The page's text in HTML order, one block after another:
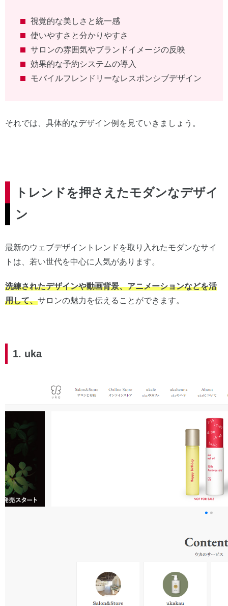
視覚的な美しさと統一感
使いやすさと分かりやすさ
サロンの雰囲気やブランドイメージの反映
効果的な予約システムの導入
モバイルフレンドリーなレスポンシブデザイン
それでは、具体的なデザイン例を見ていきましょう。
トレンドを押さえたモダンなデザイ
ン
最新のウェブデザイントレンドを取り入れたモダンなサイ
トは、若い世代を中心に人気があります。
洗練されたデザインや動画背景、アニメーションなどを活
用して、サロンの魅力を伝えることができます。
1. uka